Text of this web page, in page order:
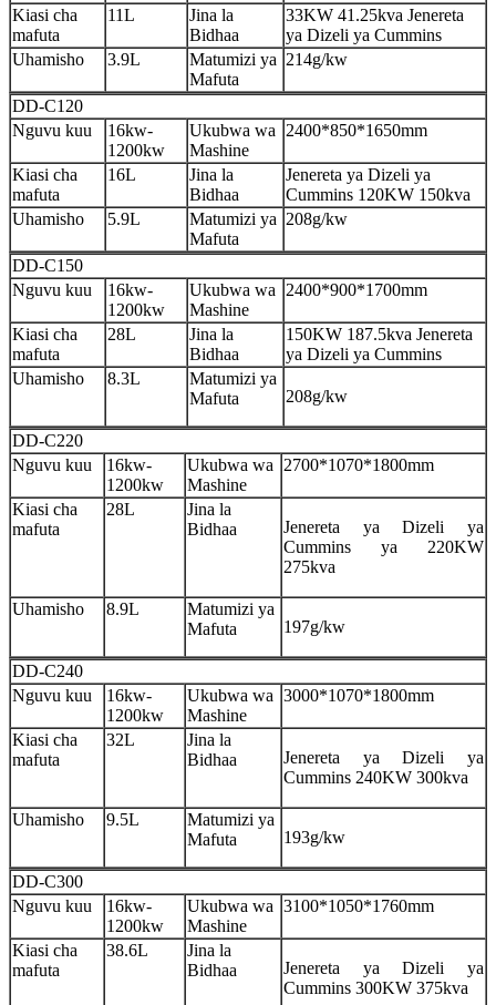
Kiasi cha
mafuta
11L
Jina la
Bidhaa
33KW 41.25kva Jenereta
ya Dizeli ya Cummins
Uhamisho
3.9L
Matumizi ya
Mafuta
214g/kw
DD-C120
Nguvu kuu
16kw-
1200kw
Ukubwa wa
Mashine
2400*850*1650mm
Kiasi cha
mafuta
16L
Jina la
Bidhaa
Jenereta ya Dizeli ya
Cummins 120KW 150kva
Uhamisho
5.9L
Matumizi ya
Mafuta
208g/kw
DD-C150
Nguvu kuu
16kw-
1200kw
Ukubwa wa
Mashine
2400*900*1700mm
Kiasi cha
mafuta
28L
Jina la
Bidhaa
150KW 187.5kva Jenereta
ya Dizeli ya Cummins
Uhamisho
8.3L
Matumizi ya
Mafuta
208g/kw
DD-C220
Nguvu kuu
16kw-
1200kw
Ukubwa wa
Mashine
2700*1070*1800mm
Kiasi cha
mafuta
28L
Jina la
Bidhaa
Jenereta ya Dizeli ya
Cummins ya 220KW
275kva
Uhamisho 8.9L
Matumizi ya
Mafuta
197g/kw
DD-C240
Nguvu kuu
16kw-
1200kw
Ukubwa wa
Mashine
3000*1070*1800mm
Kiasi cha
mafuta
32L
Jina la
Bidhaa
Jenereta ya Dizeli ya
Cummins 240KW 300kva
Uhamisho 9.5L
Matumizi ya
Mafuta
193g/kw
DD-C300
Nguvu kuu
16kw-
1200kw
Ukubwa wa
Mashine
3100*1050*1760mm
Kiasi cha
mafuta
38.6L
Jina la
Bidhaa
Jenereta ya Dizeli ya
Cummins 300KW 375kva